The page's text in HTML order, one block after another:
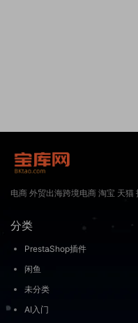
电商 外贸出海跨境电商 淘宝 天
分类
PrestaShop插件
闲鱼
未分类
AI入门